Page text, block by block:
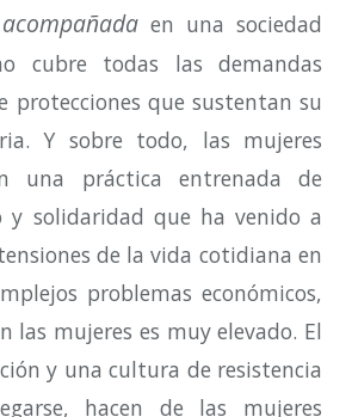
en una sociedad
cubre todas las demandas
protecciones que sustentan su
Y sobre todo,
las mujeres
una práctica entrenada de
y solidaridad que ha venido a
de la vida cotidiana en
problemas económicos,
las mujeres es muy elevado. El
y una cultura de resistencia
hacen de las mujeres